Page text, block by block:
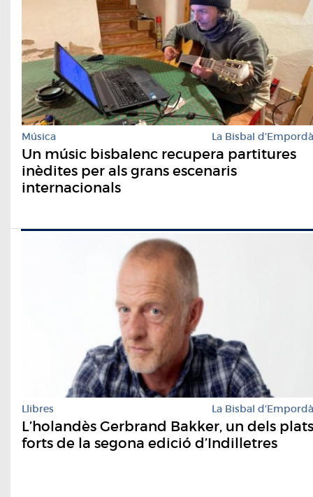
Música La Bisbal d'Empordà
Un músic bisbalenc recupera partitures
inèdites per als grans escenaris
internacionals
Llibres La Bisbal d'Empordà
L’holandès Gerbrand Bakker, un dels plats
forts de la segona edició d’Indilletres